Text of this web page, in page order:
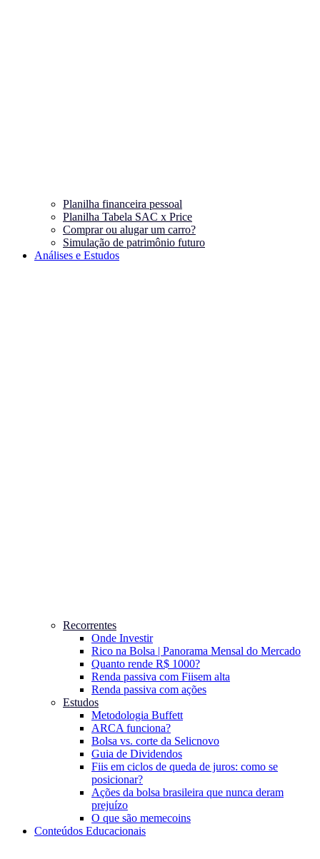
Planilha financeira pessoal
Planilha Tabela SAC x Price
Comprar ou alugar um carro?
Simulação de patrimônio futuro
Análises e Estudos
Recorrentes
Onde Investir
Rico na Bolsa | Panorama Mensal do Mercado
Quanto rende R$ 1000?
Renda passiva com Fiisem alta
Renda passiva com ações
Estudos
Metodologia Buffett
ARCA funciona?
Bolsa vs. corte da Selicnovo
Guia de Dividendos
Fiis em ciclos de queda de juros: como se
posicionar?
Ações da bolsa brasileira que nunca deram
prejuízo
O que são memecoins
Conteúdos Educacionais